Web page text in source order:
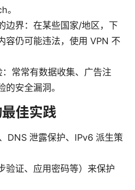
。
边界：在某些国家/地区，下
容仍可能违法，使用 VPN 不
常常有数据收集、广告注
的安全漏洞。
佳实践
DNS 泄露保护、IPv6 派生策
验证、应用密码等）来保护